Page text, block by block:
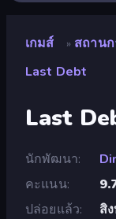
เกมส์ » สถาน
Last Debt
Last
นักพัฒนา
คะแนน
ปล่อยแล้ว
สิ